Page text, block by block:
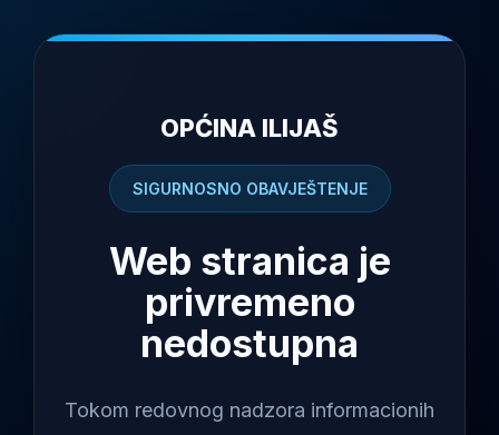
OPĆINA ILIJAŠ
SIGURNOSNO OBAVJEŠTENJE
Web stranica je
privremeno
nedostupna
Tokom redovnog nadzora informacionih